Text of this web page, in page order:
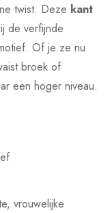
twist. Deze kant
de verfijnde
Of je ze nu
broek of
een hoger niveau.
vrouwelijke